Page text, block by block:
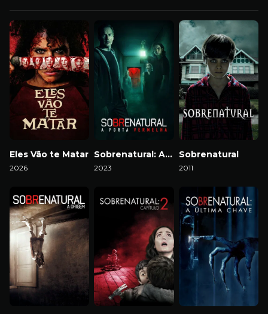
Eles Vão te Matar
2026
Sobrenatural: A Porta Vermelha
2023
Sobrenatural
2011